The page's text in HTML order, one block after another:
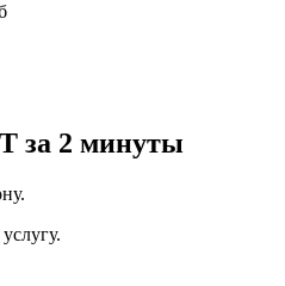
за 2 минуты